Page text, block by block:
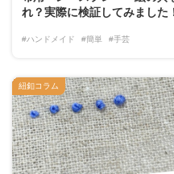
れ？実際に検証してみました
#ハンドメイド #簡単 #手芸
紐釦コラム